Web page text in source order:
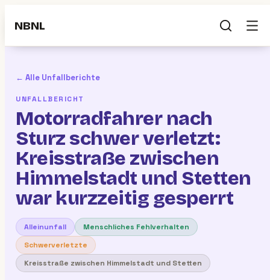
NBNL
← Alle Unfallberichte
UNFALLBERICHT
Motorradfahrer nach
Sturz schwer verletzt:
Kreisstraße zwischen
Himmelstadt und Stetten
war kurzzeitig gesperrt
Alleinunfall
Menschliches Fehlverhalten
Schwerverletzte
Kreisstraße zwischen Himmelstadt und Stetten